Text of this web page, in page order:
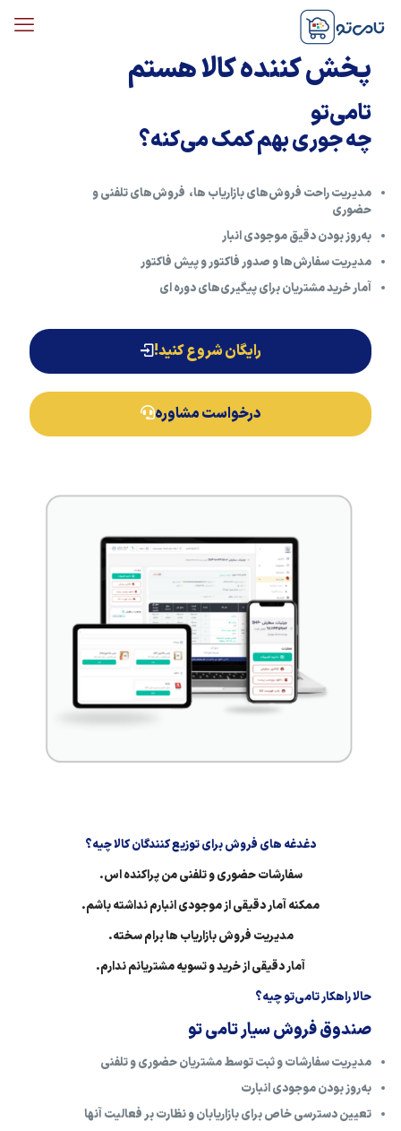
پخش کننده کالا هستم
تامی‌تو
چه جوری بهم کمک می‌کنه؟
مدیریت راحت فروش‌های بازاریاب ها، فروش‌های تلفنی و
حضوری
به‌روز بودن دقیق موجودی انبار
مدیریت سفارش‌ها و صدور فاکتور و پیش فاکتور
آمار خرید مشتریان برای پیگیری‌های دوره ای
رایگان شروع کنید!
درخواست مشاوره
دغدغه های فروش برای توزیع کنندگان کالا چیه؟
سفارشات حضوری و تلفنی من پراکنده اس.
ممکنه آمار دقیقی از موجودی انبارم نداشته باشم.
مدیریت فروش بازاریاب ها برام سخته.
آمار دقیقی از خرید و تسویه مشتریانم ندارم.
حالا راهکار تامی‌تو چیه؟
صندوق فروش سیار تامی تو
مدیریت سفارشات و ثبت توسط مشتریان حضوری و تلفنی
به‌روز بودن موجودی انبارت
تعیین دسترسی خاص برای بازاریابان و نظارت بر فعالیت آنها